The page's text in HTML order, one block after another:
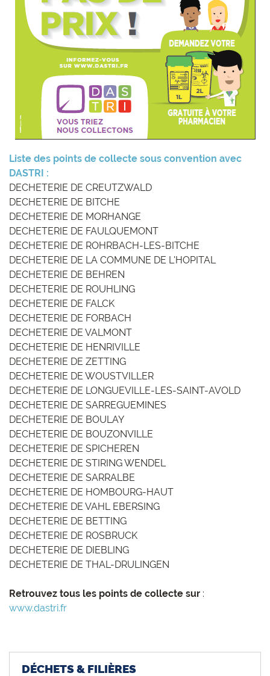
Liste des points de collecte sous convention avec
DASTRI :
DECHETERIE DE CREUTZWALD
DECHETERIE DE BITCHE
DECHETERIE DE MORHANGE
DECHETERIE DE FAULQUEMONT
DECHETERIE DE ROHRBACH-LES-BITCHE
DECHETERIE DE LA COMMUNE DE L'HOPITAL
DECHETERIE DE BEHREN
DECHETERIE DE ROUHLING
DECHETERIE DE FALCK
DECHETERIE DE FORBACH
DECHETERIE DE VALMONT
DECHETERIE DE HENRIVILLE
DECHETERIE DE ZETTING
DECHETERIE DE WOUSTVILLER
DECHETERIE DE LONGUEVILLE-LES-SAINT-AVOLD
DECHETERIE DE SARREGUEMINES
DECHETERIE DE BOULAY
DECHETERIE DE BOUZONVILLE
DECHETERIE DE SPICHEREN
DECHETERIE DE STIRING WENDEL
DECHETERIE DE SARRALBE
DECHETERIE DE HOMBOURG-HAUT
DECHETERIE DE VAHL EBERSING
DECHETERIE DE BETTING
DECHETERIE DE ROSBRUCK
DECHETERIE DE DIEBLING
DECHETERIE DE THAL-DRULINGEN
Retrouvez tous les points de collecte sur :
www.dastri.fr
DÉCHETS & FILIÈRES